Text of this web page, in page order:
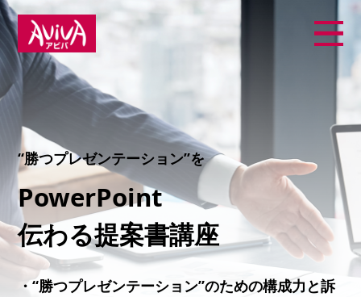
“勝つプレゼンテーション”を
PowerPoint
伝わる提案書講座
・“勝つプレゼンテーション”のための構成力と訴